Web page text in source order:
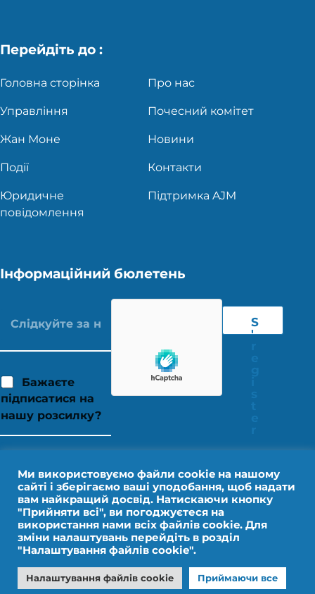
Перейдіть до :
Головна сторінка Про нас
Управління Почесний комітет
Жан Моне Новини
Події Контакти
Юридичне
повідомлення
Підтримка AJM
Інформаційний бюлетень
Бажаєте
підписатися на
нашу розсилку?
S
'
Юридичне повідомлення
Персональні дані
Дизайн від IMPALA
Ми використовуємо файли cookie на нашому
сайті і зберігаємо ваші уподобання, щоб надати
вам найкращий досвід. Натискаючи кнопку
"Прийняти всі", ви погоджуєтеся на
використання нами всіх файлів cookie. Для
зміни налаштувань перейдіть в розділ
"Налаштування файлів cookie".
Налаштування файлів cookie Приймаючи все